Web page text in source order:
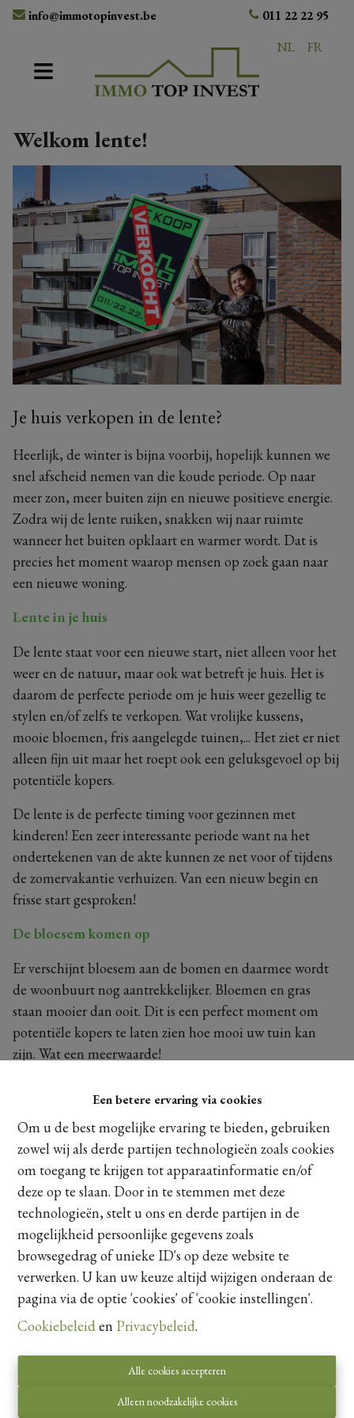
Een betere ervaring via cookies
Om u de best mogelijke ervaring te bieden, gebruiken
zowel wij als derde partijen technologieën zoals cookies
om toegang te krijgen tot apparaatinformatie en/of
deze op te slaan. Door in te stemmen met deze
technologieën, stelt u ons en derde partijen in de
mogelijkheid persoonlijke gegevens zoals
browsegedrag of unieke ID's op deze website te
verwerken. U kan uw keuze altijd wijzigen onderaan de
pagina via de optie 'cookies' of 'cookie instellingen'.
Cookiebeleiden Privacybeleid.
Alle cookies accepteren
Alleen noodzakelijke cookies
info@immotopinvest.be
011 22 22 95
NL
FR
Welkom lente!
Je huis verkopen in de lente?
Heerlijk, de winter is bijna voorbij, hopelijk kunnen we
snel afscheid nemen van die koude periode. Op naar
meer zon, meer buiten zijn en nieuwe positieve energie.
Zodra wij de lente ruiken, snakken wij naar ruimte
wanneer het buiten opklaart en warmer wordt. Dat is
precies het moment waarop mensen op zoek gaan naar
een nieuwe woning.
Lente in je huis
De lente staat voor een nieuwe start, niet alleen voor het
weer en de natuur, maar ook wat betreft je huis. Het is
daarom de perfecte periode om je huis weer gezellig te
stylen en/of zelfs te verkopen. Wat vrolijke kussens,
mooie bloemen, fris aangelegde tuinen,... Het ziet er niet
alleen fijn uit maar het roept ook een geluksgevoel op bij
potentiële kopers.
De lente is de perfecte timing voor gezinnen met
kinderen! Een zeer interessante periode want na het
ondertekenen van de akte kunnen ze net voor of tijdens
de zomervakantie verhuizen. Van een nieuw begin en
frisse start gesproken!
De bloesem komen op
Er verschijnt bloesem aan de bomen en daarmee wordt
de woonbuurt nog aantrekkelijker. Bloemen en gras
staan mooier dan ooit. Dit is een perfect moment om
potentiële kopers te laten zien hoe mooi uw tuin kan
zijn. Wat een meerwaarde!
Heerlijk toch! Langzaamaan wordt het ‘s morgens
vroeger licht en worden de dagen langer. Dit heeft
absoluut invloed op je humeur en je gevoel van
welbehagen wordt vergroot door meer zonlicht.
Uiteraard niet alleen bij jezelf, maar ook bij potentiele
kopers. Bovendien hebben zij meer tijd om uw huis te
bekijken en kunnen ze de ruimtes beter beoordelen
wanneer deze in natuurlijk licht baadt.
Wat zegt Google?
Op elk moment, eender wanneer, kan je online op zoek
gaan naar een nieuwe woning. Leuk weetje: de meeste
zoekopdrachten met ‘huis te koop’ vinden plaats rond
de maanden maart en april. In december wordt er